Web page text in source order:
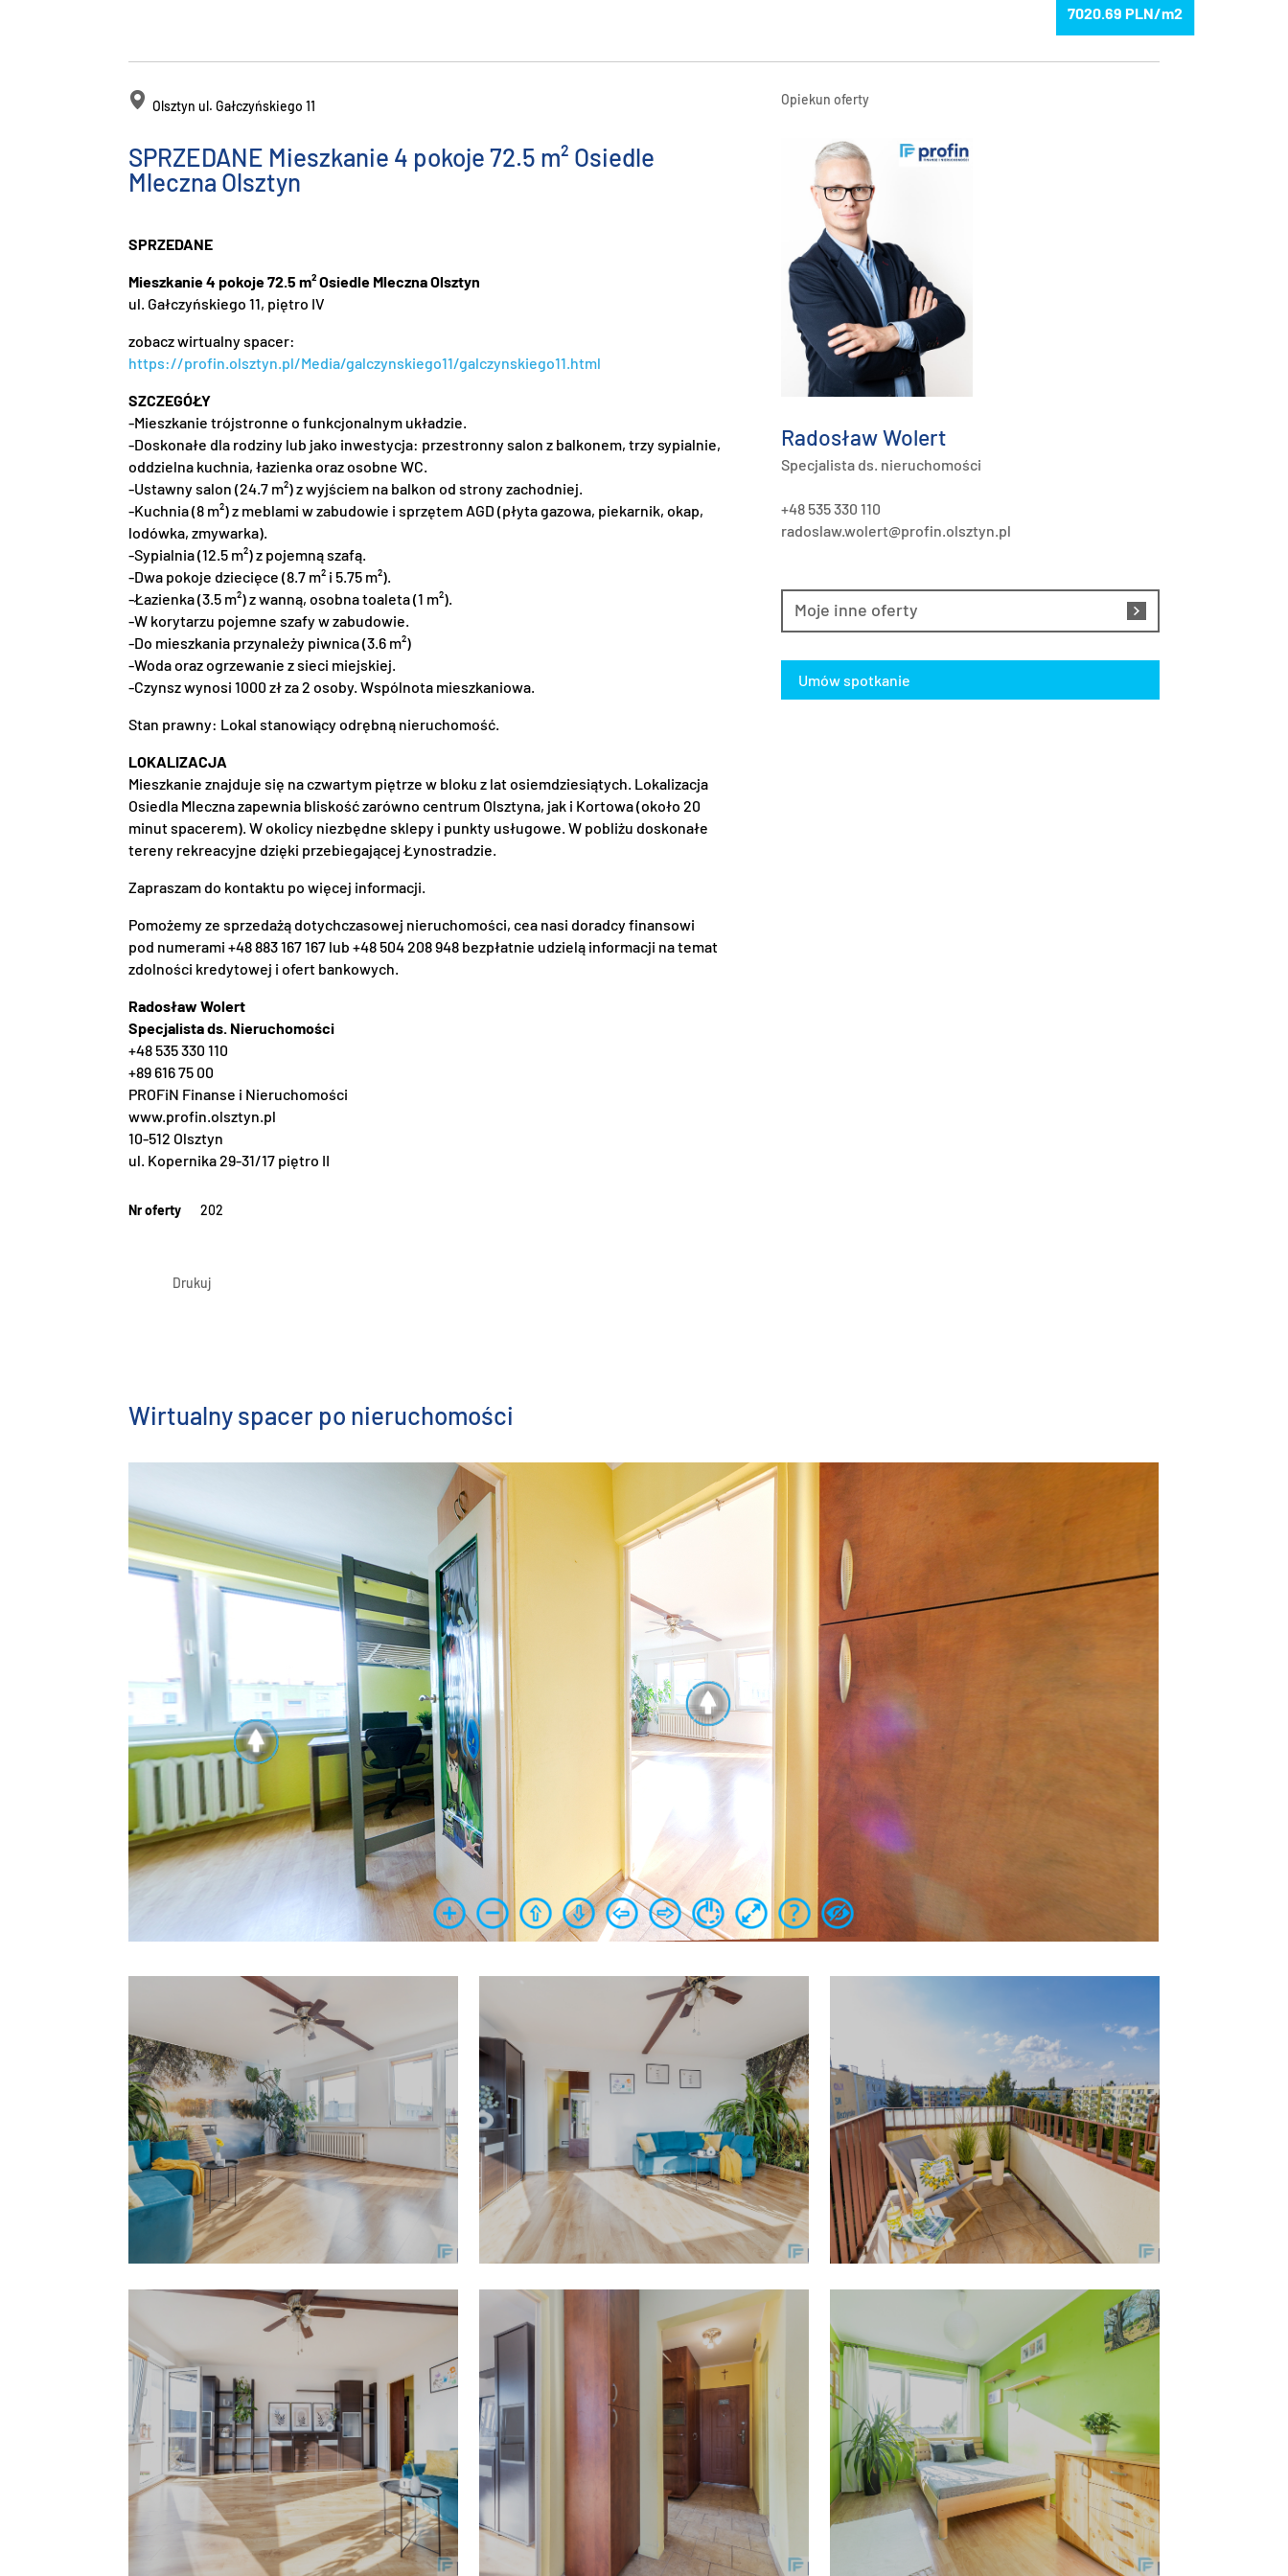
7020.69
Olsztyn ul. Gałczyńskiego 11
SPRZEDANE Mieszkanie 4 pokoje 72.5 m² Osiedle
Mleczna Olsztyn
SPRZEDANE
Mieszkanie 4 pokoje 72.5 m² Osiedle Mleczna Olsztyn
ul. Gałczyńskiego 11, piętro IV
zobacz wirtualny spacer:
https://profin.olsztyn.pl/Media/galczynskiego11/galczynskiego11.html
SZCZEGÓŁY
-Mieszkanie trójstronne o funkcjonalnym układzie.
-Doskonałe dla rodziny lub jako inwestycja: przestronny salon z balkonem, trzy sypialnie,
oddzielna kuchnia, łazienka oraz osobne WC.
-Ustawny salon (24.7 m²) z wyjściem na balkon od strony zachodniej.
-Kuchnia (8 m²) z meblami w zabudowie i sprzętem AGD (płyta gazowa, piekarnik, okap,
lodówka, zmywarka).
-Sypialnia (12.5 m²) z pojemną szafą.
-Dwa pokoje dziecięce (8.7 m² i 5.75 m²).
-Łazienka (3.5 m²) z wanną, osobna toaleta (1 m²).
-W korytarzu pojemne szafy w zabudowie.
-Do mieszkania przynależy piwnica (3.6 m²)
-Woda oraz ogrzewanie z sieci miejskiej.
-Czynsz wynosi 1000 zł za 2 osoby. Wspólnota mieszkaniowa.
Stan prawny: Lokal stanowiący odrębną nieruchomość.
LOKALIZACJA
Mieszkanie znajduje się na czwartym piętrze w bloku z lat osiemdziesiątych. Lokalizacja
Osiedla Mleczna zapewnia bliskość zarówno centrum Olsztyna, jak i Kortowa (około 20
minut spacerem). W okolicy niezbędne sklepy i punkty usługowe. W pobliżu doskonałe
tereny rekreacyjne dzięki przebiegającej Łynostradzie.
Zapraszam do kontaktu po więcej informacji.
Pomożemy ze sprzedażą dotychczasowej nieruchomości, cea nasi doradcy finansowi
pod numerami +48 883 167 167 lub +48 504 208 948 bezpłatnie udzielą informacji na temat
zdolności kredytowej i ofert bankowych.
Radosław Wolert
Specjalista ds. Nieruchomości
+48 535 330 110
+89 616 75 00
PROFiN Finanse i Nieruchomości
www.profin.olsztyn.pl
10-512 Olsztyn
ul. Kopernika 29-31/17 piętro II
Nr oferty 202
Drukuj
Opiekun oferty
Radosław Wolert
Specjalista ds. nieruchomości
+48 535 330 110
radoslaw.wolert@profin.olsztyn.pl
Moje inne oferty
Umów spotkanie
Wirtualny spacer po nieruchomości